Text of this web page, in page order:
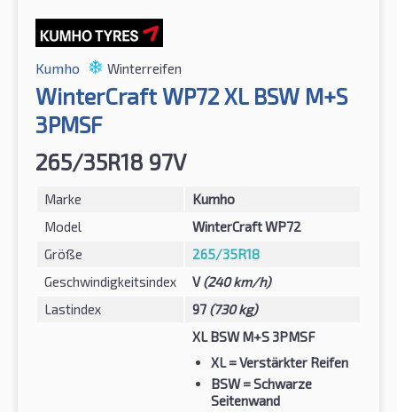
Kumho Winterreifen
WinterCraft WP72 XL BSW M+S
3PMSF
265/35R18 97V
Marke
Kumho
Model
WinterCraft WP72
Größe
265/35R18
Geschwindigkeitsindex
V(240 km/h)
Lastindex
97 (730 kg)
XL BSW M+S 3PMSF
XL= Verstärkter Reifen
BSW= Schwarze
Seitenwand